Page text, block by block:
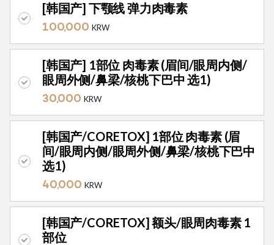
[韩国产] 下颚线 弹力肉毒素
100,000 KRW
[韩国产] 1部位 肉毒素 (眉间/眼周内侧/
眼周外侧/鼻梁/核桃下巴中 选1)
30,000 KRW
[韩国产/CORETOX] 1部位 肉毒素 (眉
间/眼周内侧/眼周外侧/鼻梁/核桃下巴中
选1)
40,000 KRW
[韩国产/CORETOX] 额头/眼周肉毒素 1
部位